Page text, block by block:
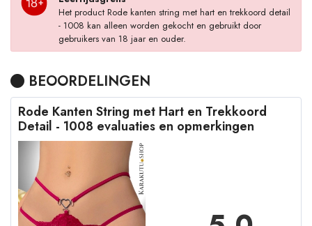
Het product Rode kanten string met hart en trekkoord detail
- 1008 kan alleen worden gekocht en gebruikt door
gebruikers van 18 jaar en ouder.
BEOORDELINGEN
Rode Kanten String met Hart en Trekkoord
Detail - 1008 evaluaties en opmerkingen